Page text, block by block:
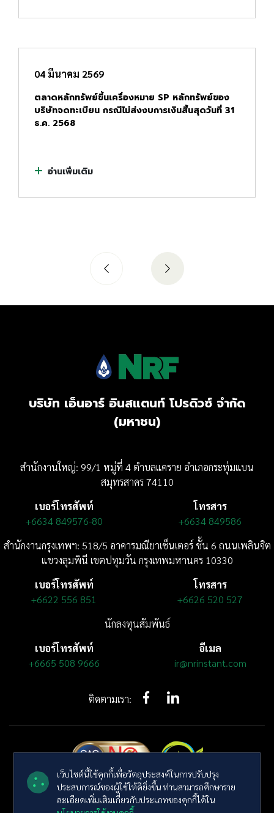
เว็บไซต์นี้ใช้คุกกี้เพื่อวัตถุประสงค์ในการปรับปรุง
ประสบการณ์ของผู้ใช้ให้ดียิ่งขึ้น ท่านสามารถศึกษาราย
ละเอียดเพิ่มเติมเกี่ยวกับประเภทของคุกกี้ได้ใน
04 มีนาคม 2569
ตลาดหลักทรัพย์ขึ้นเครื่องหมาย SP หลักทรัพย์ของ
บริษัทจดทะเบียน กรณีไม่ส่งงบการเงินสิ้นสุดวันที่ 31
ธ.ค. 2568
อ่านเพิ่มเติม
บริษัท เอ็นอาร์ อินสแตนท์ โปรดิวซ์ จำกัด
(มหาชน)
สำนักงานใหญ่: 99/1 หมู่ที่ 4 ตำบลแคราย อำเภอกระทุ่มแบน
สมุทรสาคร 74110
เบอร์โทรศัพท์
+6634 849576-80
โทรสาร
+6634 849586
สำนักงานกรุงเทพฯ: 518/5 อาคารมณียาเซ็นเตอร์ ชั้น 6 ถนนเพลินจิต
แขวงลุมพินี เขตปทุมวัน กรุงเทพมหานคร 10330
เบอร์โทรศัพท์
+6622 556 851
โทรสาร
+6626 520 527
นักลงทุนสัมพันธ์
เบอร์โทรศัพท์
+6665 508 9666
อีเมล
ir@nrinstant.com
ติดตามเรา:
© ลิขสิทธิ์ พ.ศ. 2569 บริษัท เอ็นอาร์ อินสแตนท์ โปรดิวซ์ จำกัด (มหาชน)